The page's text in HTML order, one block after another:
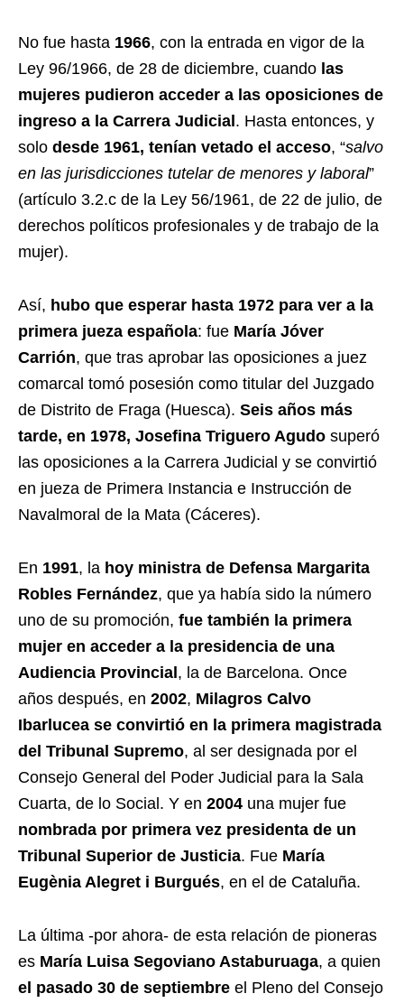
No fue hasta 1966, con la entrada en vigor de la
Ley 96/1966, de 28 de diciembre, cuando las
mujeres pudieron acceder a las oposiciones de
ingreso a la Carrera Judicial . Hasta entonces, y
solo desde 1961, tenían vetado el acceso, “salvo
en las jurisdicciones tutelar de menores y laboral”
(artículo 3.2.c de la Ley 56/1961, de 22 de julio, de
derechos políticos profesionales y de trabajo de la
mujer).
Así, hubo que esperar hasta 1972 para ver a la
primera jueza española: fue María Jóver
Carrión, que tras aprobar las oposiciones a juez
comarcal tomó posesión como titular del Juzgado
de Distrito de Fraga (Huesca). Seis años más
tarde, en 1978, Josefina Triguero Agudo superó
las oposiciones a la Carrera Judicial y se convirtió
en jueza de Primera Instancia e Instrucción de
Navalmoral de la Mata (Cáceres).
En 1991, la hoy ministra de Defensa Margarita
Robles Fernández, que ya había sido la número
uno de su promoción, fue también la primera
mujer en acceder a la presidencia de una
Audiencia Provincial , la de Barcelona. Once
años después, en 2002, Milagros Calvo
Ibarlucea se convirtió en la primera magistrada
del Tribunal Supremo, al ser designada por el
Consejo General del Poder Judicial para la Sala
Cuarta, de lo Social. Y en 2004 una mujer fue
nombrada por primera vez presidenta de un
Tribunal Superior de Justicia. Fue María
Eugènia Alegret i Burgués, en el de Cataluña.
La última -por ahora- de esta relación de pioneras
es María Luisa Segoviano Astaburuaga, a quien
el pasado 30 de septiembre el Pleno del Consejo